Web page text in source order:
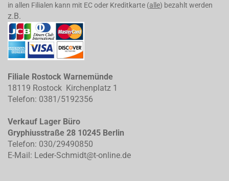
in allen Filialen kann mit EC oder Kreditkarte (alle) bezahlt werden
z.B.
Filiale Rostock Warnemünde
18119 Rostock Kirchenplatz 1
Telefon: 0381/5192356
Verkauf Lager Büro
Gryphiusstraße 28 10245 Berlin
Telefon: 030/29490850
E-Mail: Leder-Schmidt@t-online.de